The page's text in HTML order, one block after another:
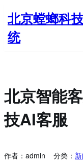
至
内
容
北京螳螂科
统
北京智能
技AI客服
作者： admin 分类：